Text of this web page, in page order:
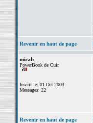
Revenir en haut de page
micab
PowerBook de Cuir
Inscrit le: 01 Oct 2003
Messages: 22
Revenir en haut de page